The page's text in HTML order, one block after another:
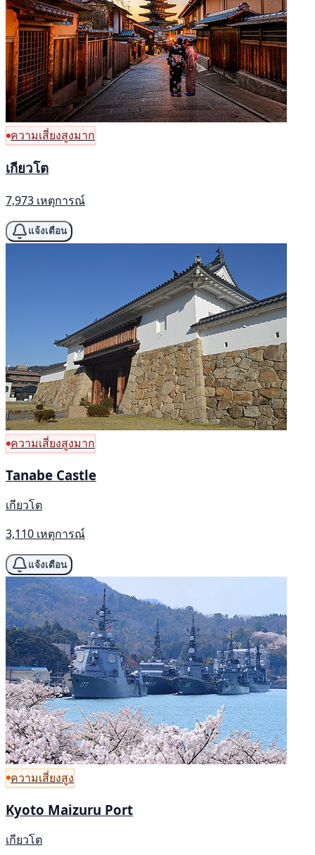
ความเสี่ยงสูงมาก
เกียวโต
7,973 เหตุการณ์
แจ้งเตือน
ความเสี่ยงสูงมาก
Tanabe Castle
เกียวโต
3,110 เหตุการณ์
แจ้งเตือน
ความเสี่ยงสูง
Kyoto Maizuru Port
เกียวโต